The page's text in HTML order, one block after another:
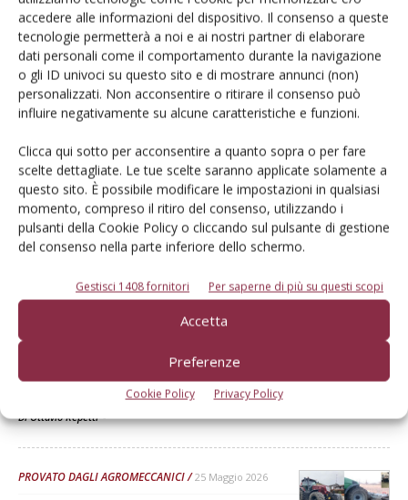
accedere alle informazioni del dispositivo. Il consenso a queste
tecnologie permetterà a noi e ai nostri partner di elaborare
dati personali come il comportamento durante la navigazione
o gli ID univoci su questo sito e di mostrare annunci (non)
personalizzati. Non acconsentire o ritirare il consenso può
influire negativamente su alcune caratteristiche e funzioni.
Clicca qui sotto per acconsentire a quanto sopra o per fare
scelte dettagliate. Le tue scelte saranno applicate solamente a
questo sito. È possibile modificare le impostazioni in qualsiasi
momento, compreso il ritiro del consenso, utilizzando i
pulsanti della Cookie Policy o cliccando sul pulsante di gestione
del consenso nella parte inferiore dello schermo.
Gestisci 1408 fornitori Per saperne di più su questi scopi
Accetta
Preferenze
Cookie Policy Privacy Policy
Dalla stessa categoria
PROVATO DAGLI AGROMECCANICI 25 Maggio 2026
McCormick X8.631 VT-Drive
Verifica effettuata su una macchina con all’attivo 300 ore
Di Ottavio Repetti -
PROVATO DAGLI AGROMECCANICI 25 Maggio 2026
Erpice a dischi Rol-Ex BT 300 e
rullo-cutter Rol-Ex WCNF 300
Verifica effettuata su una macchina con all’attivo una stagione
Di Ottavio Repetti-
PROVATO DAGLI AGROMECCANICI 25 Maggio 2026